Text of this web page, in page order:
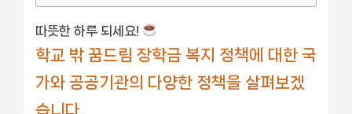
따뜻한 하루 되세요!
학교 밖 꿈드림 장학금 복지 정책에 대한 국
가와 공공기관의 다양한 정책을 살펴보겠
습니다.